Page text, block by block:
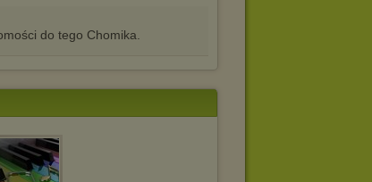
do tego Chomika.